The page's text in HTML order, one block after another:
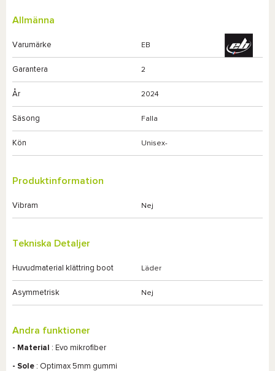
Allmänna
Varumärke EB
Garantera 2
År 2024
Säsong Falla
Kön Unisex-
Produktinformation
Vibram Nej
Tekniska Detaljer
Huvudmaterial klättring boot Läder
Asymmetrisk Nej
Andra funktioner
- Material : Evo mikrofiber
- Sole : Optimax 5mm gummi